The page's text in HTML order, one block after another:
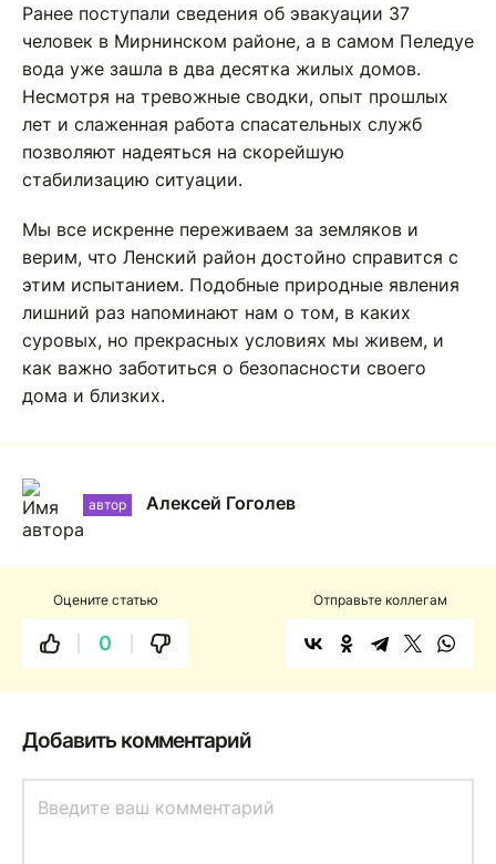
Ранее поступали сведения об эвакуации 37
человек в Мирнинском районе, а в самом Пеледуе
вода уже зашла в два десятка жилых домов.
Несмотря на тревожные сводки, опыт прошлых
лет и слаженная работа спасательных служб
позволяют надеяться на скорейшую
стабилизацию ситуации.
Мы все искренне переживаем за земляков и
верим, что Ленский район достойно справится с
этим испытанием. Подобные природные явления
лишний раз напоминают нам о том, в каких
суровых, но прекрасных условиях мы живем, и
как важно заботиться о безопасности своего
дома и близких.
автор Алексей Гоголев
Оцените статью
0
Отправьте коллегам
Добавить комментарий